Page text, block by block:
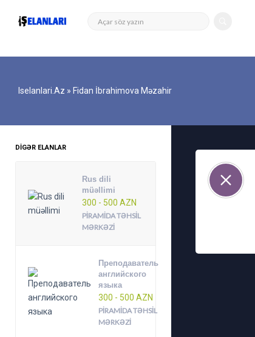
Iselanlari.az » Fidan İbrahimova Məzahir
DIGƏR ELANLAR
Rus dili
müəllimi
300 - 500 AZN
PIRAMIDA TƏHSIL
MƏRKƏZI
Преподаватель
английского
языка
300 - 500 AZN
PIRAMIDA TƏHSIL
MƏRKƏZI